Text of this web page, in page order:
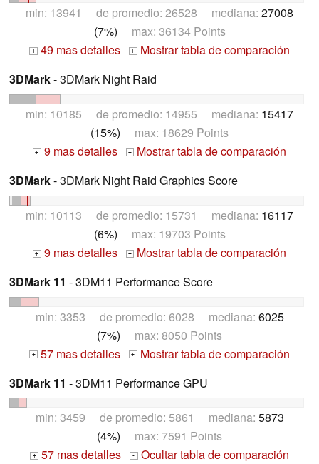
min: 13941 de promedio: 26528 mediana: 27008
(7%) max: 36134 Points
+ 49 mas detalles + Mostrar tabla de comparación
3DMark- 3DMark Night Raid
min: 10185 de promedio: 14955 mediana: 15417
(15%) max: 18629 Points
+ 9 mas detalles +
Mostrar tabla de comparación
3DMark- 3DMark Night Raid Graphics Score
min: 10113 de promedio: 15731 mediana: 16117
(6%) max: 19703 Points
+ 9 mas detalles +
Mostrar tabla de comparación
3DMark 11 - 3DM11 Performance Score
min: 3353 de promedio: 6028 mediana: 6025
(7%) max: 8050 Points
+ 57 mas detalles + Mostrar tabla de comparación
3DMark 11 - 3DM11 Performance GPU
min: 3459 de promedio: 5861 mediana: 5873
(4%) max: 7591 Points
+ 57 mas detalles - Ocultar tabla de comparación